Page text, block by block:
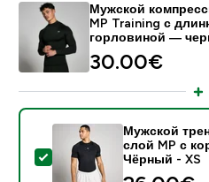
Мужской
MP Training с
горловиной —
30.00€‎
- Мужской
Мужской
слой MP с
Чёрный - XS